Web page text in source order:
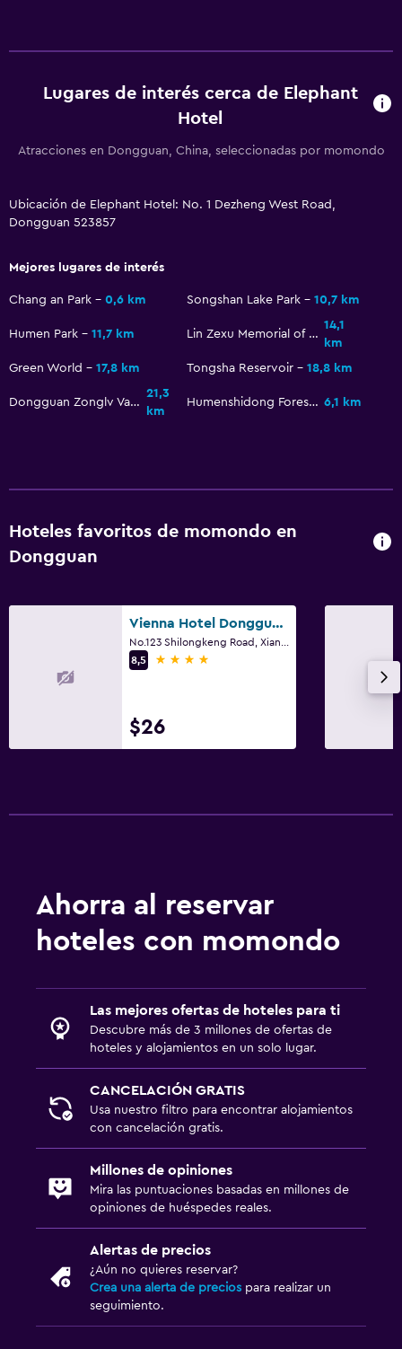
Lugares de interés cerca de Elephant
Hotel
Atracciones en Dongguan, China, seleccionadas por momondo
Ubicación de Elephant Hotel: No. 1 Dezheng West Road,
Dongguan 523857
Mejores lugares de interés
Chang an Park 0,6 km Songshan Lake Park 10,7 km
Humen Park 11,7 km Lin Zexu Memorial of Humen
14,1
km
Green World
17,8 km Tongsha Reservoir 18,8 km
Dongguan Zonglv Valley Watertown
21,3
km
Humenshidong Forest Park 6,1 km
Hoteles favoritos de momondo en
Dongguan
Vienna Hotel Dongguan Songshan Lake
8,5
4 estrellas
$26
Ahorra al reservar
hoteles con momondo
Las mejores ofertas de hoteles para ti
Descubre más de 3 millones de ofertas de
hoteles y alojamientos en un solo lugar.
CANCELACIÓN GRATIS
Usa nuestro filtro para encontrar alojamientos
con cancelación gratis.
Millones de opiniones
Mira las puntuaciones basadas en millones de
opiniones de huéspedes reales.
Alertas de precios
¿Aún no quieres reservar?
Crea una alerta de precios para realizar un
seguimiento.